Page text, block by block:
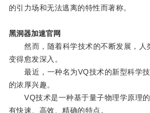
的引力场和无法逃离的特性而著称。
黑洞器加速官网
然而，随着科学技术的不断发展，人
变得愈发深入。
最近，一种名为VQ技术的新型科学技
的浓厚兴趣。
VQ技术是一种基于量子物理学原理的
有快速、高效、精确的特点。